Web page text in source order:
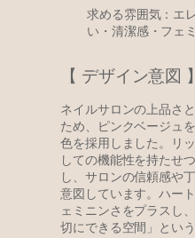
求める雰囲気：エ
い・清潔感・フェ
【 デザイン意図 】
ネイルサロンの上品さ
ため、ピンクベージュ
色を採用しました。リ
しての機能性を持たせ
し、サロンの信頼感や
意図しています。ハー
ェミニンさをプラスし
切にできる空間」とい